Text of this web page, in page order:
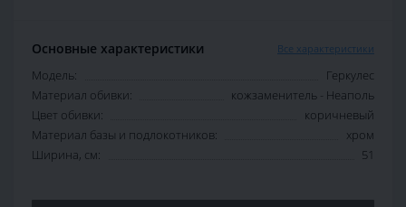
Основные характеристики Все характеристики
Модель:
Геркулес
Материал обивки:
кожзаменитель - Неаполь
Цвет обивки:
коричневый
Материал базы и подлокотников:
хром
Ширина, см:
51